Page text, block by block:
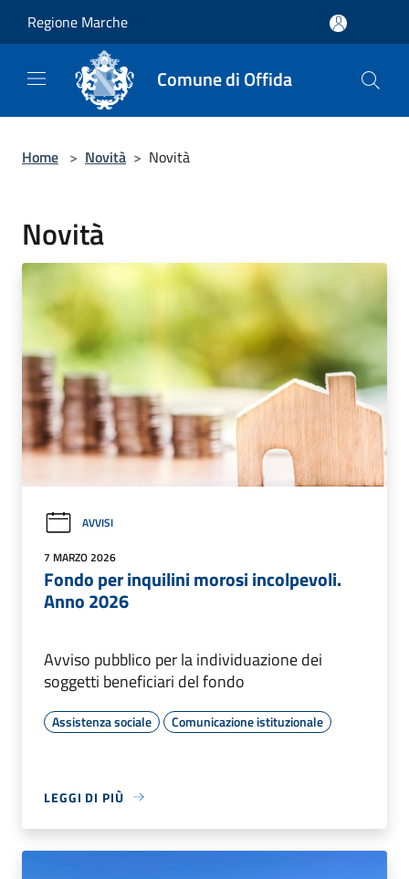
Regione Marche
Comune di Offida
Home > Novità > Novità
Novità
AVVISI
7 MARZO 2026
Fondo per inquilini morosi incolpevoli.
Anno 2026
Avviso pubblico per la individuazione dei
soggetti beneficiari del fondo
Assistenza sociale Comunicazione istituzionale
LEGGI DI PIÙ